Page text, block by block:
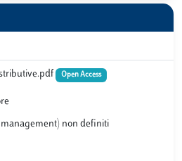
Open Access
non definiti